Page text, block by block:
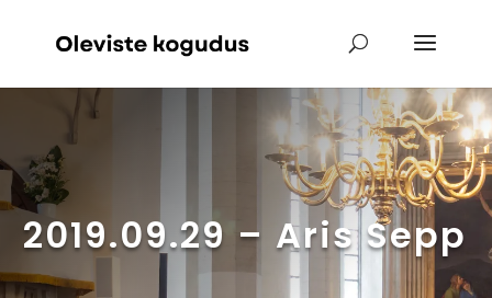
2019.09.29 – Aris Sepp